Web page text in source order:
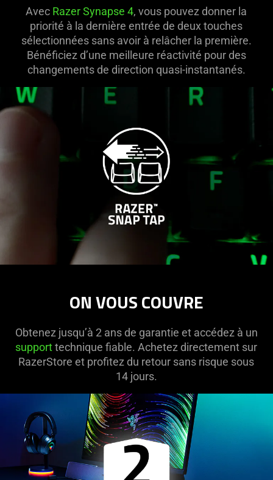
Avec Razer Synapse 4, vous pouvez donner la
priorité à la dernière entrée de deux touches
sélectionnées sans avoir à relâcher la première.
Bénéficiez d’une meilleure réactivité pour des
changements de direction quasi-instantanés.
ON VOUS COUVRE
Obtenez jusqu’à 2 ans de garantie et accédez à un
supporttechnique fiable. Achetez directement sur
RazerStore et profitez du retour sans risque sous
14 jours.